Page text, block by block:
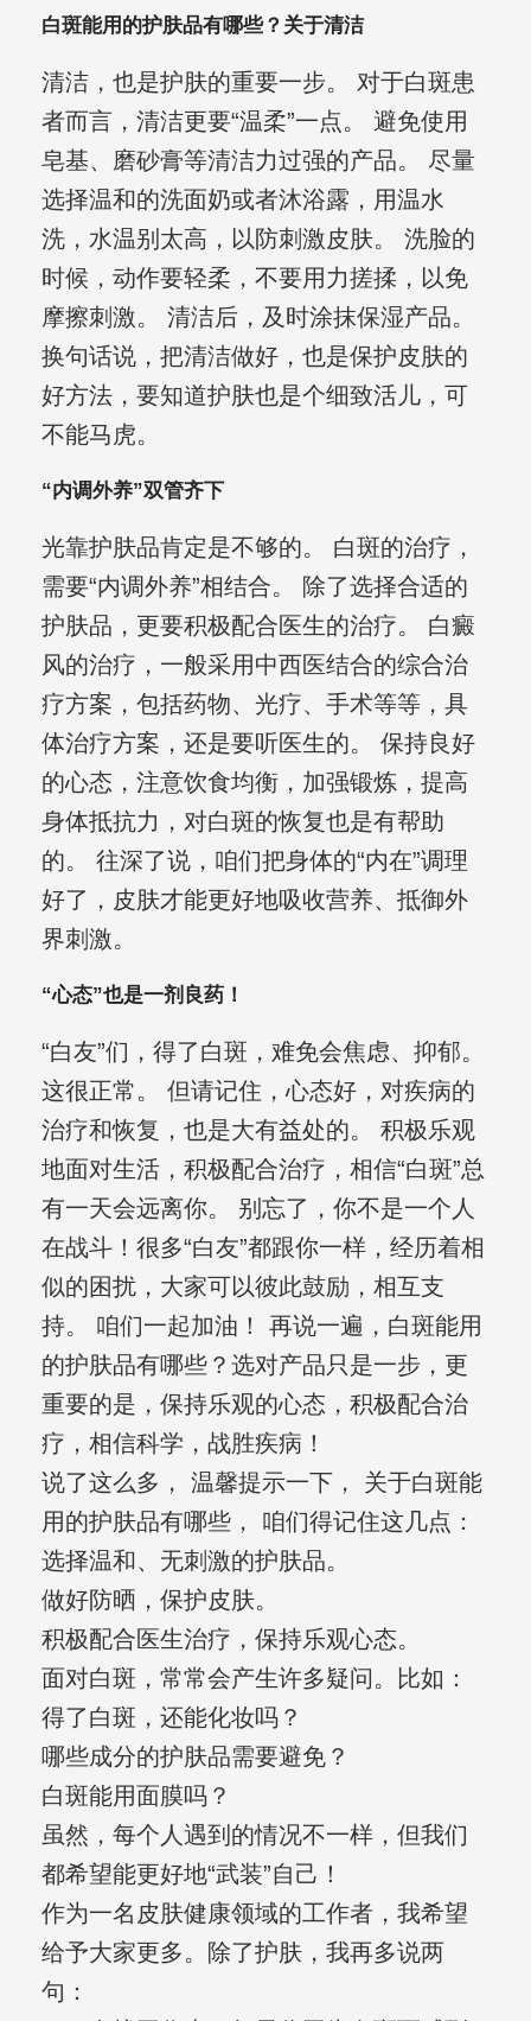
白斑能用的护肤品有哪些？关于清洁
清洁，也是护肤的重要一步。 对于白斑患
者而言，清洁更要“温柔”一点。 避免使用
皂基、磨砂膏等清洁力过强的产品。 尽量
选择温和的洗面奶或者沐浴露，用温水
洗，水温别太高，以防刺激皮肤。 洗脸的
时候，动作要轻柔，不要用力搓揉，以免
摩擦刺激。 清洁后，及时涂抹保湿产品。
换句话说，把清洁做好，也是保护皮肤的
好方法，要知道护肤也是个细致活儿，可
不能马虎。
“内调外养”双管齐下
光靠护肤品肯定是不够的。 白斑的治疗，
需要“内调外养”相结合。 除了选择合适的
护肤品，更要积极配合医生的治疗。 白癜
风的治疗，一般采用中西医结合的综合治
疗方案，包括药物、光疗、手术等等，具
体治疗方案，还是要听医生的。 保持良好
的心态，注意饮食均衡，加强锻炼，提高
身体抵抗力，对白斑的恢复也是有帮助
的。 往深了说，咱们把身体的“内在”调理
好了，皮肤才能更好地吸收营养、抵御外
界刺激。
“心态”也是一剂良药！
“白友”们，得了白斑，难免会焦虑、抑郁。
这很正常。 但请记住，心态好，对疾病的
治疗和恢复，也是大有益处的。 积极乐观
地面对生活，积极配合治疗，相信“白斑”总
有一天会远离你。 别忘了，你不是一个人
在战斗！很多“白友”都跟你一样，经历着相
似的困扰，大家可以彼此鼓励，相互支
持。 咱们一起加油！ 再说一遍，白斑能用
的护肤品有哪些？选对产品只是一步，更
重要的是，保持乐观的心态，积极配合治
疗，相信科学，战胜疾病！
说了这么多， 温馨提示一下， 关于白斑能
用的护肤品有哪些， 咱们得记住这几点：
选择温和、无刺激的护肤品。
做好防晒，保护皮肤。
积极配合医生治疗，保持乐观心态。
面对白斑，常常会产生许多疑问。比如：
得了白斑，还能化妆吗？
哪些成分的护肤品需要避免？
白斑能用面膜吗？
虽然，每个人遇到的情况不一样，但我们
都希望能更好地“武装”自己！
作为一名皮肤健康领域的工作者，我希望
给予大家更多。除了护肤，我再多说两
句：